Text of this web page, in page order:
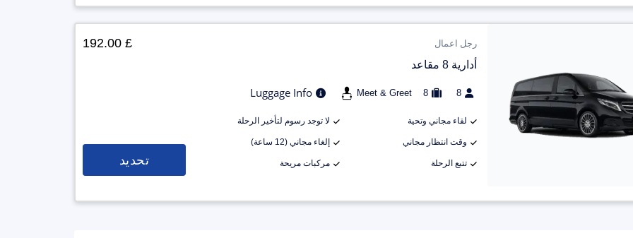
رجل اعمال
أدارية 8 مقاعد
8
8
Meet & Greet
Luggage Info
لقاء مجاني وتحية لا توجد رسوم لتأخير الرحلة
وقت انتظار مجاني إلغاء مجاني (12 ساعة)
تتبع الرحلة مركبات مريحة
£ 192.00
تحديد